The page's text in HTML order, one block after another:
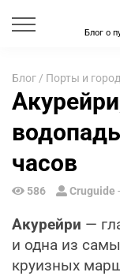
Блог о
Блог / Порты и
часов
586 Cruguide
Акурейри —
и одна из
круизных